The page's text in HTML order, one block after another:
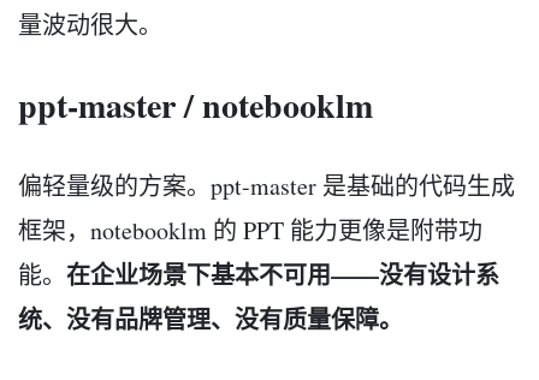
量波动很大。
ppt-master / notebooklm
偏轻量级的方案。ppt-master 是基础的代码生成
框架，notebooklm 的 PPT 能力更像是附带功
能。 在企业场景下基本不可用——没有设计系
统、没有品牌管理、没有质量保障。